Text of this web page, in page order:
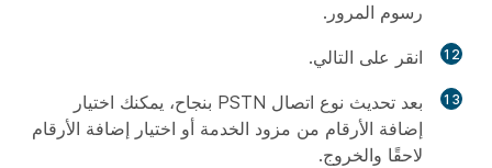
رسوم المرور.
12 انقر على التالي.
13
بعد تحديث نوع اتصال PSTN بنجاح، يمكنك اختيار
إضافة الأرقام من مزود الخدمة أو اختيار إضافة الأرقام
لاحقًا والخروج.